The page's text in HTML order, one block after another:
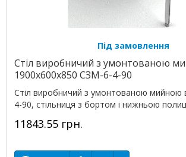
Під замовлення
Стіл виробничий з умонтованою
1900х600х850 СЗМ-6-4-90
Стіл виробничий з умонтованою
4-90, стільниця з бортом і нижньою
11843.55 грн.